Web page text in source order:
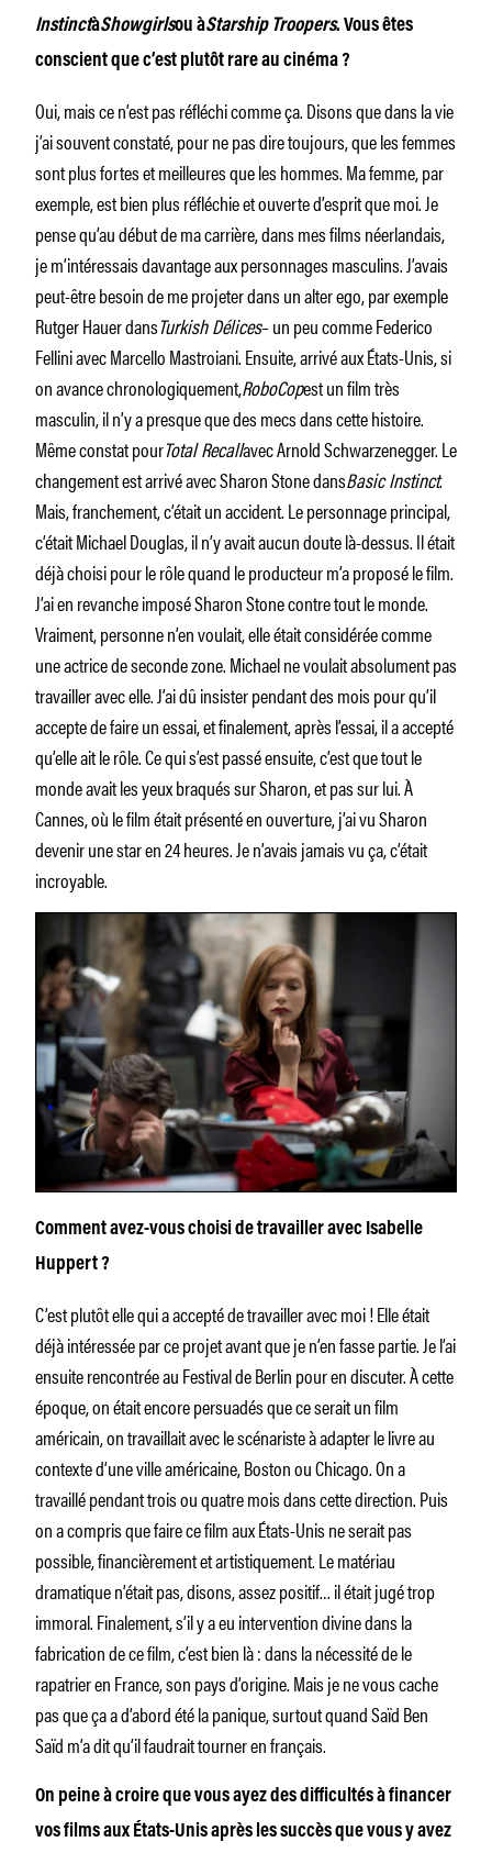
InstinctàShowgirlsou àStarship Troopers. Vous êtes
conscient que c’est plutôt rare au cinéma ?
Oui, mais ce n’est pas réfléchi comme ça. Disons que dans la vie
j’ai souvent constaté, pour ne pas dire toujours, que les femmes
sont plus fortes et meilleures que les hommes. Ma femme, par
exemple, est bien plus réfléchie et ouverte d’esprit que moi. Je
pense qu’au début de ma carrière, dans mes films néerlandais,
je m’intéressais davantage aux personnages masculins. J’avais
peut-être besoin de me projeter dans un alter ego, par exemple
Rutger Hauer dansTurkish Délices– un peu comme Federico
Fellini avec Marcello Mastroiani. Ensuite, arrivé aux États-Unis, si
on avance chronologiquement,RoboCopest un film très
masculin, il n’y a presque que des mecs dans cette histoire.
Même constat pourTotal Recallavec Arnold Schwarzenegger. Le
changement est arrivé avec Sharon Stone dansBasic Instinct.
Mais, franchement, c’était un accident. Le personnage principal,
c’était Michael Douglas, il n’y avait aucun doute là-dessus. Il était
déjà choisi pour le rôle quand le producteur m’a proposé le film.
J’ai en revanche imposé Sharon Stone contre tout le monde.
Vraiment, personne n’en voulait, elle était considérée comme
une actrice de seconde zone. Michael ne voulait absolument pas
travailler avec elle. J’ai dû insister pendant des mois pour qu’il
accepte de faire un essai, et finalement, après l’essai, il a accepté
qu’elle ait le rôle. Ce qui s’est passé ensuite, c’est que tout le
monde avait les yeux braqués sur Sharon, et pas sur lui. À
Cannes, où le film était présenté en ouverture, j’ai vu Sharon
devenir une star en 24 heures. Je n’avais jamais vu ça, c’était
incroyable.
Comment avez-vous choisi de travailler avec Isabelle
Huppert ?
C’est plutôt elle qui a accepté de travailler avec moi ! Elle était
déjà intéressée par ce projet avant que je n’en fasse partie. Je l’ai
ensuite rencontrée au Festival de Berlin pour en discuter. À cette
époque, on était encore persuadés que ce serait un film
américain, on travaillait avec le scénariste à adapter le livre au
contexte d’une ville américaine, Boston ou Chicago. On a
travaillé pendant trois ou quatre mois dans cette direction. Puis
on a compris que faire ce film aux États-Unis ne serait pas
possible, financièrement et artistiquement. Le matériau
dramatique n’était pas, disons, assez positif… il était jugé trop
immoral. Finalement, s’il y a eu intervention divine dans la
fabrication de ce film, c’est bien là : dans la nécessité de le
rapatrier en France, son pays d’origine. Mais je ne vous cache
pas que ça a d’abord été la panique, surtout quand Saïd Ben
Saïd m’a dit qu’il faudrait tourner en français.
On peine à croire que vous ayez des difficultés à financer
vos films aux États-Unis après les succès que vous y avez